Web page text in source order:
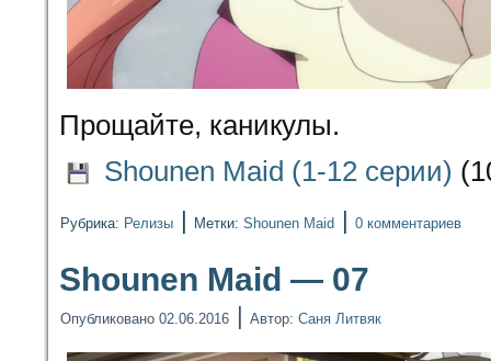
Прощайте, каникулы.
Shounen Maid (1-12 серии)
Рубрика: Релизы | Метки: Shounen Maid | 0 комментариев
Shounen Maid — 07
Опубликовано 02.06.2016 | Автор: Саня Литвяк